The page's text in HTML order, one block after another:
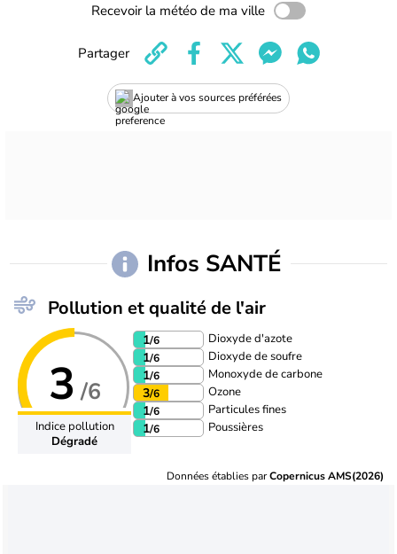
Recevoir la météo de ma ville
Ajouter à vos sources préférées
Partager
Infos SANTÉ
Pollution et qualité de l'air
3 /6
Indice pollution
Dégradé
1/6 Dioxyde d'azote
1/6 Dioxyde de soufre
1/6 Monoxyde de carbone
3/6 Ozone
1/6 Particules fines
1/6 Poussières
Données établies parCopernicus AMS(2026)